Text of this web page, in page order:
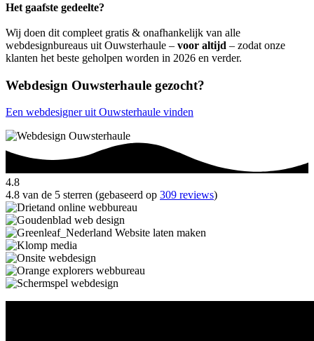
Het gaafste gedeelte?
Wij doen dit compleet gratis & onafhankelijk van alle
webdesignbureaus uit Ouwsterhaule – voor altijd – zodat onze
klanten het beste geholpen worden in 2026 en verder.
Webdesign Ouwsterhaule gezocht?
Een webdesigner uit Ouwsterhaule vinden
4.8
4.8 van de 5 sterren (gebaseerd op 309 reviews)